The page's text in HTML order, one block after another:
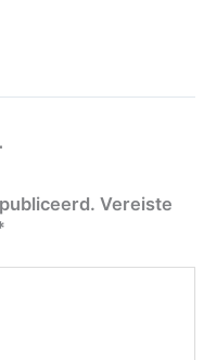
Vereiste